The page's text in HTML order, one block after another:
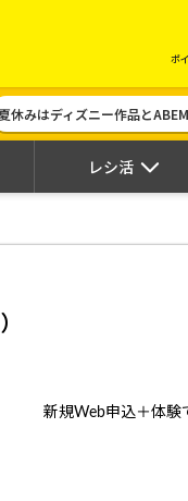
ス
ポ
休みはディズニー作品と
レシ活
新規Web申込＋体験